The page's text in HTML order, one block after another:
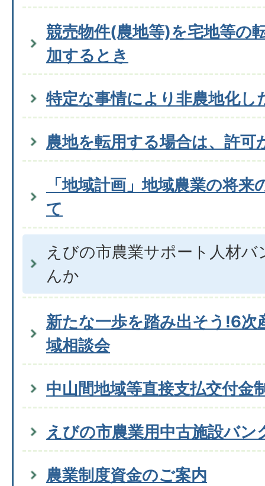
競売物件(農地等)を宅地等の
加するとき
特定な事情により非農地化し
農地を転用する場合は、許可
「地域計画」地域農業の将
て
えびの市農業サポート人材
んか
新たな一歩を踏み出そう!6次
域相談会
中山間地域等直接支払交付金
えびの市農業用中古施設バン
農業制度資金のご案内